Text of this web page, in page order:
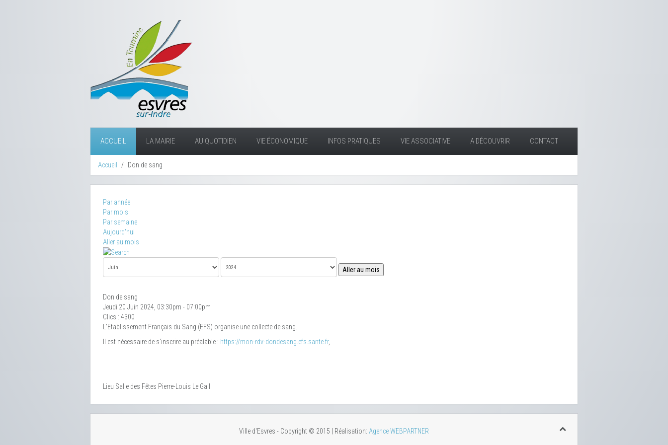
ACCUEIL LA MAIRIE AU QUOTIDIEN VIE ÉCONOMIQUE INFOS PRATIQUES VIE ASSOCIATIVE A DÉCOUVRIR CONTACT
Accueil Don de sang
Par année
Par mois
Par semaine
Aujourd'hui
Aller au mois
Aller au mois
Don de sang
Jeudi 20 Juin 2024, 03:30pm - 07:00pm
Clics : 4300
L'Etablissement Français du Sang (EFS) organise une collecte de sang.
Il est nécessaire de s'inscrire au préalable : https://mon-rdv-dondesang.efs.sante.fr,
Lieu Salle des Fêtes Pierre-Louis Le Gall
Ville d'Esvres - Copyright © 2015 | Réalisation: Agence WEBPARTNER